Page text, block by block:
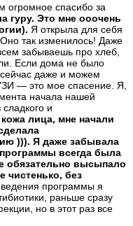
огромное спасибо за
гуру. Это мне ооочень
Я открыла для себя
так изменилось! Даже
забываешь про хлеб,
Если дома не было
даже и можем
— это мое спасение. Я,
начала нашей
и
лица, мне начали
))). Я даже забывала
всегда была
обязательно высыпало
чистенько, без
программы я
раньше сразу
но в этот раз все